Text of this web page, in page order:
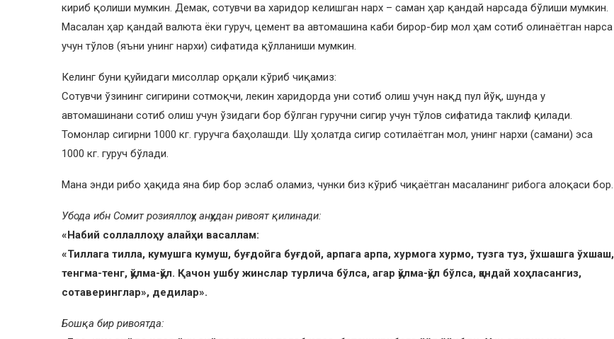
кириб қолиши мумкин. Демак, сотувчи ва харидор келишган нарх – саман ҳар қандай нарсада бўлиши мумкин.
Масалан ҳар қандай валюта ёки гуруч, цемент ва автомашина каби бирор-бир мол ҳам сотиб олинаётган нарса
учун тўлов (яъни унинг нархи) сифатида қўлланиши мумкин.
Келинг буни қуйидаги мисоллар орқали кўриб чиқамиз:
Сотувчи ўзининг сигирини сотмоқчи, лекин харидорда уни сотиб олиш учун нақд пул йўқ, шунда у
автомашинани сотиб олиш учун ўзидаги бор бўлган гуручни сигир учун тўлов сифатида таклиф қилади.
Томонлар сигирни 1000 кг. гуручга баҳолашди. Шу ҳолатда сигир сотилаётган мол, унинг нархи (самани) эса
1000 кг. гуруч бўлади.
Мана энди рибо ҳақида яна бир бор эслаб оламиз, чунки биз кўриб чиқаётган масаланинг рибога алоқаси бор.
Убода ибн Сомит розияллоҳу анҳудан ривоят қилинади:
«Набий соллаллоҳу алайҳи васаллам:
«Тиллага тилла, кумушга кумуш, буғдойга буғдой, арпага арпа, хурмога хурмо, тузга туз, ўхшашга ўхшаш,
тенгма-тенг, қўлма-қўл. Қачон ушбу жинслар турлича бўлса, агар қўлма-қўл бўлса, қандай хоҳласангиз,
сотаверинглар», дедилар».
Бошқа бир ривоятда: